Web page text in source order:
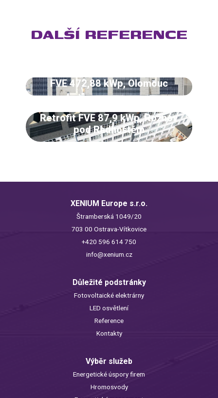
DALŠÍ REFERENCE
FVE 472,88 kWp, Olomouc
Retrofit FVE 87,9 kWp, Rožnov
pod Radhoštěm
XENIUM Europe s.r.o.
Štramberská 1049/20
703 00 Ostrava-Vítkovice
+420 596 614 750
info@xenium.cz
Důležité podstránky
Fotovoltaické elektrárny
LED osvětlení
Reference
Kontakty
Výběr služeb
Energetické úspory firem
Hromosvody